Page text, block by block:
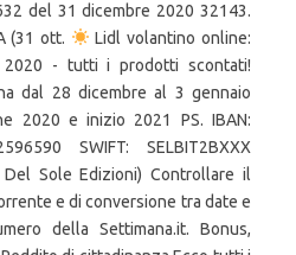
del 31 dicembre 2020 32143.
(31 ott.
Lidl volantino online:
2020 - tutti i prodotti scontati!
dal 28 dicembre al 3 gennaio
2020 e inizio 2021 PS. IBAN:
SWIFT: SELBIT2BXXX
Sole Edizioni) Controllare il
e di conversione tra date e
della Settimana.it. Bonus,